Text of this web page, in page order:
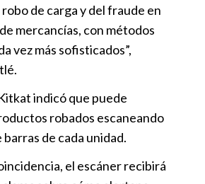
de carga y del fraude en
mercancías, con métodos
vez más sofisticados”,
indicó que puede
robados escaneando
barras de cada unidad.
el escáner recibirá